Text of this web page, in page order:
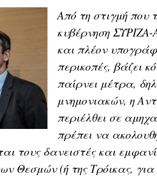
Από τη στιγμή που
κυβέρνηση
και πλέον
περικοπές, βάζει
παίρνει μέτρα,
μνημονιακών, η
περιέλθει σε
πρέπει να
τους δανειστές και
Θεσμών (ή της Τρόικας,